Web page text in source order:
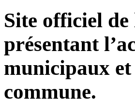
Site officiel
présentant
municipaux
commune.